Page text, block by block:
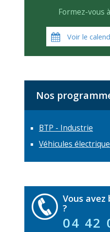
Formez-vous
Voir le
Nos
BTP - Industrie
Véhicules
Vous avez
?
04 42